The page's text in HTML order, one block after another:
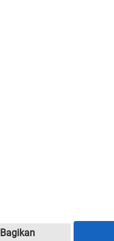
Bagikan